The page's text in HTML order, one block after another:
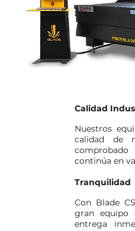
Calidad
Nuestros
calidad de
continúa en
Tranquilidad
Con Blade
gran equipo
entrega